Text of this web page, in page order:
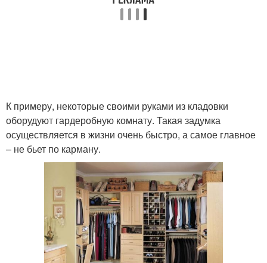
К примеру, некоторые своими руками из кладовки
оборудуют гардеробную комнату. Такая задумка
осуществляется в жизни очень быстро, а самое главное
– не бьет по карману.